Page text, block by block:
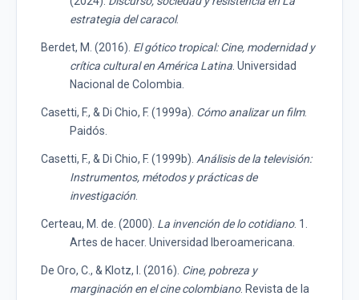
estrategia del caracol.
Berdet, M. (2016). El gótico tropical: Cine, modernidad y
crítica cultural en América Latina . Universidad
Nacional de Colombia.
Casetti, F., & Di Chio, F. (1999a). Cómo analizar un film.
Paidós.
Casetti, F., & Di Chio, F. (1999b). Análisis de la televisión:
Instrumentos, métodos y prácticas de
investigación
Certeau, M. de. (2000). La invención de lo cotidiano. 1.
Artes de hacer. Universidad Iberoamericana.
De Oro, C., & Klotz, I. (2016). Cine, pobreza y
marginación en el cine colombiano. Revista de la